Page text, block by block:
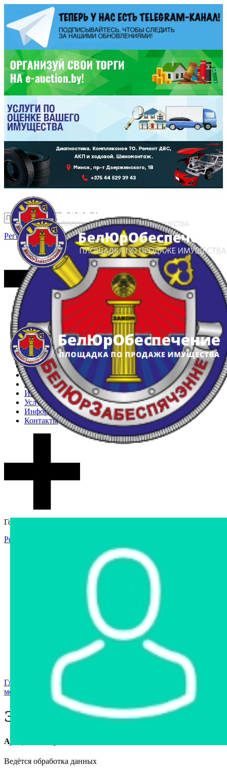
Регистрация Вход
Главная
Арестованное имущество
Реестр несостоявшихся торгов
Реестр переоценок
Частное имущество
Государственное имущество
Интернет-магазин
Интернет-витрина
Услуги
Информация
Контакты
Гостевой доступ
Регистрация
Интернет-магазин
Интернет-витрина
Арестованное имущество
Реестр несостоявшихся торгов
Реестр переоценок
Государственное имущество
Главная страница
мобильности
› Электровелосипед MINAKO
Электровелосипед MINAKO
Аукцион завершён
Ведётся обработка данных